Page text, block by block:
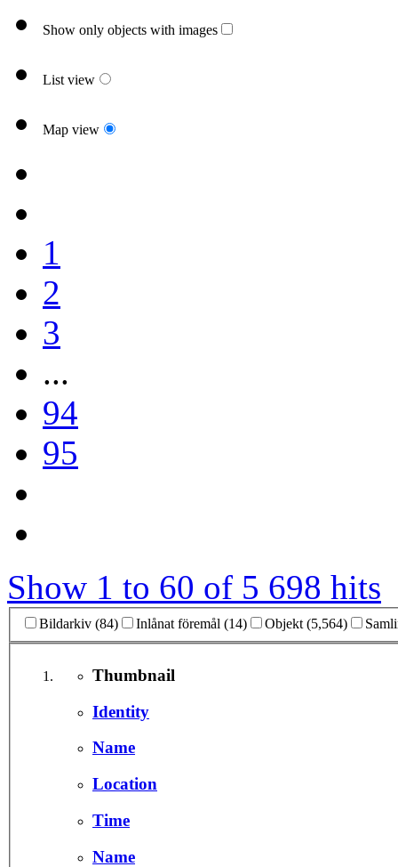
Show only objects with images
List view
Map view
1
2
3
...
94
95
Show 1 to 60 of 5 698 hits
Bildarkiv (84) Inlånat föremål (14) Objekt (5,564)
Thumbnail
Identity
Name
Location
Time
Name